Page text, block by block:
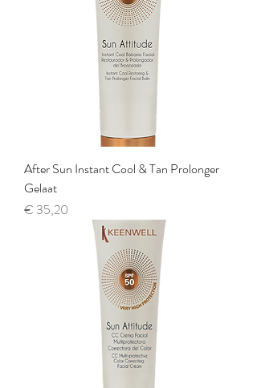
After Sun Instant Cool & Tan Prolonger
Gelaat
Prijs
€ 35,20